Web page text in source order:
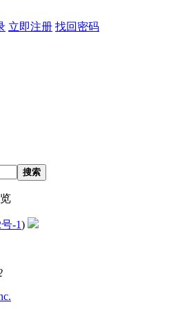
立即注册 找回密码
搜索
-1)